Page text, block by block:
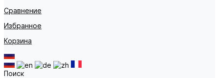
Сравнение
Избранное
Корзина
Поиск